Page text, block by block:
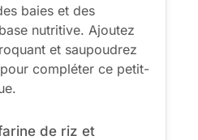
baies et des
nutritive. Ajoutez
et saupoudrez
compléter ce petit-
de riz et